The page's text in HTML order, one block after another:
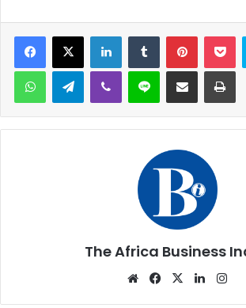
Facebook
X LinkedinTumblr Pinterest
WhatsAppTelegramViber Ligne Partager par email
The Africa Business
WebsiteFacebook
X